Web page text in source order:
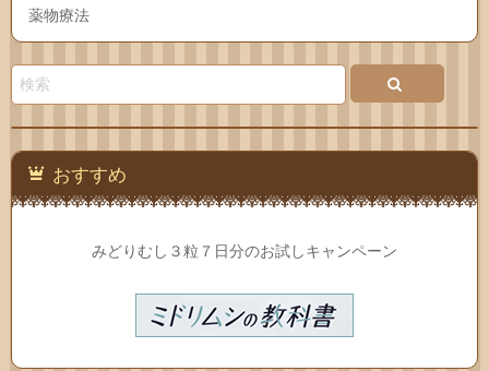
薬物療法
おすすめ
みどりむし３粒７日分のお試しキャンペーン